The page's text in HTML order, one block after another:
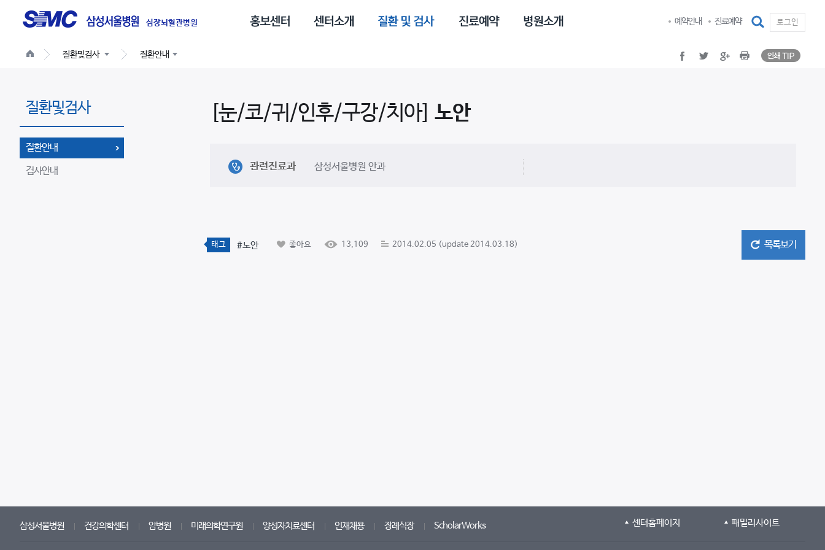
심장뇌혈관병원 로그인
검색
예약안내 진료예약
질환및검사 질환안내 Print
facebook
twitter google plus
질환및검사
질환안내
검사안내
[눈/코/귀/인후/구강/치아] 노안
관련진료과 삼성서울병원 안과
태그 #노안 좋아요 13,109 2014.02.05 (update 2014.03.18) 목록보기
삼성서울병원 건강의학센터 암병원 미래의학연구원 양성자치료센터 인재채용 장례식장 ScholarWorks 센터홈페이지 패밀리사이트